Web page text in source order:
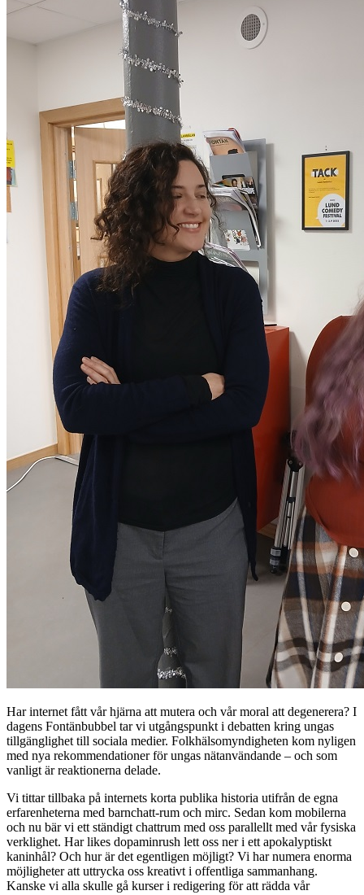
Har internet fått vår hjärna att mutera och vår moral att degenerera? I
dagens Fontänbubbel tar vi utgångspunkt i debatten kring ungas
tillgänglighet till sociala medier. Folkhälsomyndigheten kom nyligen
med nya rekommendationer för ungas nätanvändande – och som
vanligt är reaktionerna delade.
Vi tittar tillbaka på internets korta publika historia utifrån de egna
erfarenheterna med barnchatt-rum och mirc. Sedan kom mobilerna
och nu bär vi ett ständigt chattrum med oss parallellt med vår fysiska
verklighet. Har likes dopaminrush lett oss ner i ett apokalyptiskt
kaninhål? Och hur är det egentligen möjligt? Vi har numera enorma
möjligheter att uttrycka oss kreativt i offentliga sammanhang.
Kanske vi alla skulle gå kurser i redigering för att rädda vår